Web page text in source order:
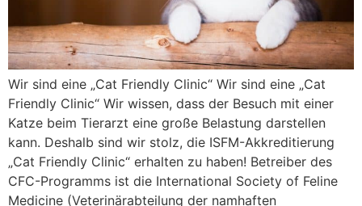
Wir sind eine „Cat Friendly Clinic“ Wir sind eine „Cat
Friendly Clinic“ Wir wissen, dass der Besuch mit einer
Katze beim Tierarzt eine große Belastung darstellen
kann. Deshalb sind wir stolz, die ISFM-Akkreditierung
„Cat Friendly Clinic“ erhalten zu haben! Betreiber des
CFC-Programms ist die International Society of Feline
Medicine (Veterinärabteilung der namhaften